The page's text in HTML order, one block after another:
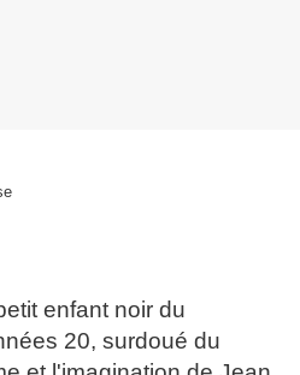
enfant noir du
20, surdoué du